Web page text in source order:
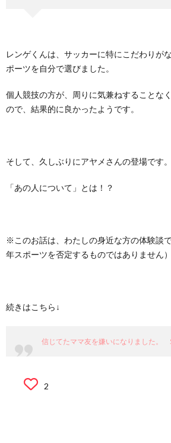
レンゲくんは、サッカーに特にこだわりが
ポーツを自分で選びました。
個人競技の方が、周りに気兼ねすることな
ので、結果的に良かったようです。
そして、久しぶりにアヤメさんの登場です。
「あの人について」とは！？
※このお話は、わたしの身近な方の体験談
年スポーツを否定するものではありません）
続きはこちら↓
信じてたママ友を嫌いになりました。
2